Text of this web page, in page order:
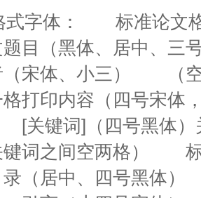
式字体： 标准论文
目（黑体、居中、
宋体、小三） （
格打印内容（四号
关键词]（四号黑体）
键词之间空两格） 标
（居中、四号黑